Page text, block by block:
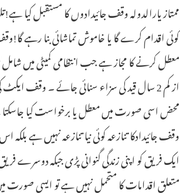
ممتاز یارالدولہ وقف جائیدادوں کا مستقبل کیا
کوئی اقدام کرے گا یا خاموش تماشائی بنا رہے
معطل کرنے کا مجاز ہے جب انتظامی کمیٹی میں شامل
محض اسی صورت میں معطل یا برخواست کیا
وقف جائیدادکا تنازعہ کوئی نیا تنازعہ نہیں ہے
ایک فریق کو اپنی زندگی گنوانی پڑی جبکہ دوسرے
متعلق اقدامات کا متحمل نہیں ہے تو ایسی